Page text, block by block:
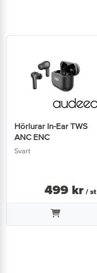
Hörlurar In-Ear TWS
ANC ENC
Svart
499 kr / st